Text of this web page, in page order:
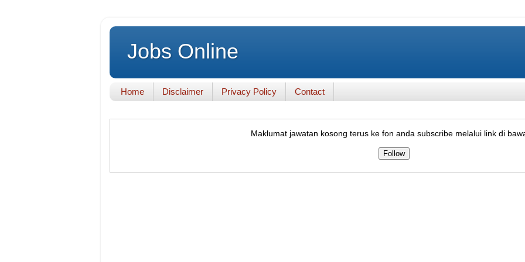
Jobs Online
Home Disclaimer Privacy Policy Contact
Maklumat jawatan kosong terus ke fon anda subscribe melalui link di